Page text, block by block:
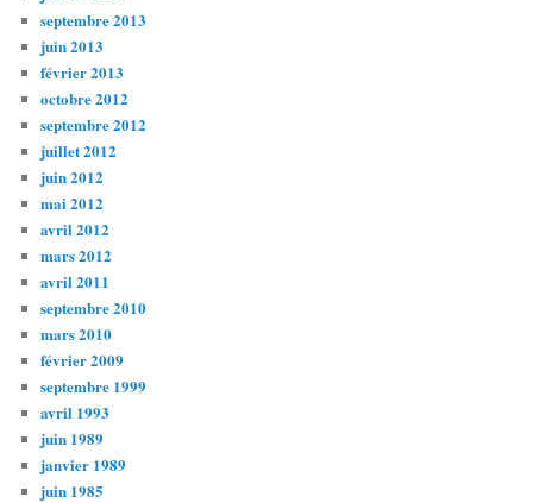
septembre 2013
juin 2013
février 2013
octobre 2012
septembre 2012
juillet 2012
juin 2012
mai 2012
avril 2012
mars 2012
avril 2011
septembre 2010
mars 2010
février 2009
septembre 1999
avril 1993
juin 1989
janvier 1989
juin 1985